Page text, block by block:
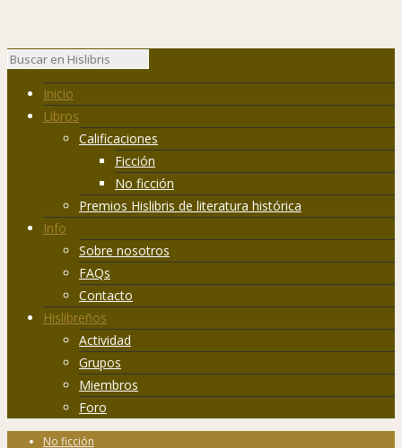
Inicio
Libros
Calificaciones
Ficción
No ficción
Premios Hislibris de literatura histórica
Info
Sobre nosotros
FAQs
Contacto
Hislibreños
Actividad
Grupos
Miembros
Foro
No ficción